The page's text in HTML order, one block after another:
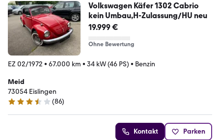
Volkswagen Käfer 1302 Cabrio
kein Umbau,H-Zulassung/HU neu
19.999 €
Ohne Bewertung
EZ 02/1972 • 67.000 km • 34 kW (46 PS) • Benzin
Meid
73054 ­­Eislingen
3.7 Sterne
(86)
Kontakt Parken